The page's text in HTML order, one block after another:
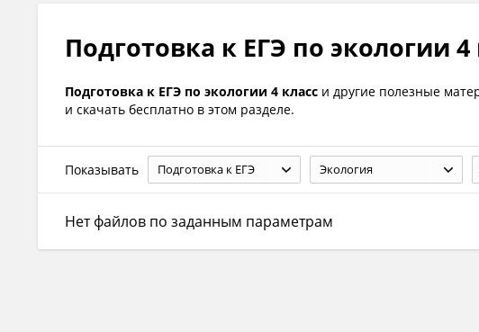
Подготовка к ЕГЭ по экологии 4
Подготовка к ЕГЭ по экологии 4 класс и другие полезные
и скачать бесплатно в этом разделе.
Показывать Подготовка к ЕГЭ Экология
Нет файлов по заданным параметрам